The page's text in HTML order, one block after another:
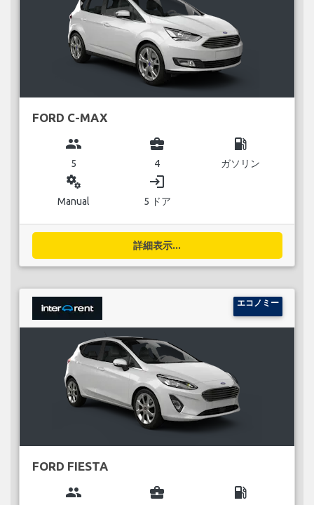
FORD C-MAX
group
5
business_center
4
local_gas_station
ガソリン
miscellaneous_services
Manual
login
5 ドア
詳細表示...
エコノミー
FORD FIESTA
group business_center local_gas_station